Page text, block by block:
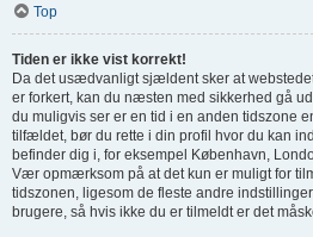
Top
Tiden er ikke vist korrekt!
Da det usædvanligt sjældent sker at
er forkert, kan du næsten med sikkerhed gå
du muligvis ser er en tid i en anden tidszone
tilfældet, bør du rette i din profil hvor du kan
befinder dig i, for eksempel København,
Vær opmærksom på at det kun er muligt for
tidszonen, ligesom de fleste andre
brugere, så hvis ikke du er tilmeldt er det